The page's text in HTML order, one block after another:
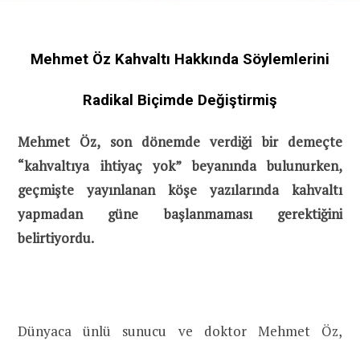
Mehmet Öz Kahvaltı Hakkında Söylemlerini
Radikal Biçimde Değiştirmiş
Mehmet Öz, son dönemde verdiği bir demeçte
“kahvaltıya ihtiyaç yok” beyanında bulunurken,
geçmişte yayınlanan köşe yazılarında kahvaltı
yapmadan güne başlanmaması gerektiğini
belirtiyordu.
Dünyaca ünlü sunucu ve doktor Mehmet Öz,